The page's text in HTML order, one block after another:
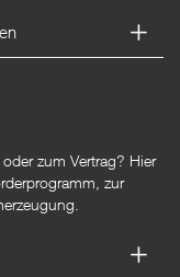
zum Vertrag? Hier
zur